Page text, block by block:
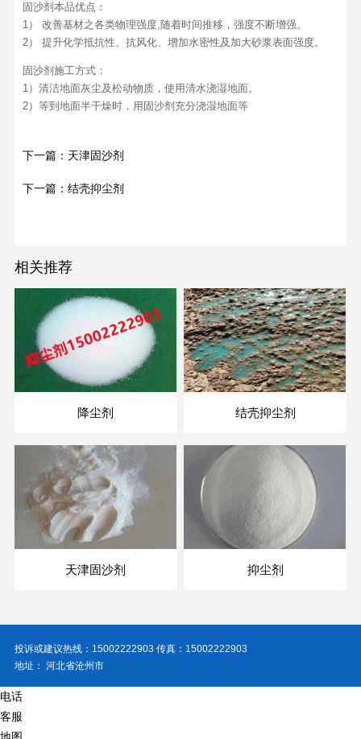
固沙剂本品优点：
1） 改善基材之各类物理强度,随着时间推移，强度不断增强。
2） 提升化学抵抗性、抗风化、增加水密性及加大砂浆表面强度。
固沙剂施工方式：
1）清洁地面灰尘及松动物质，使用清水浇湿地面。
2）等到地面半干燥时，用固沙剂充分浇湿地面等
下一篇：天津固沙剂
下一篇：结壳抑尘剂
相关推荐
降尘剂 结壳抑尘剂
天津固沙剂 抑尘剂
投诉或建议热线：15002222903 传真：15002222903
地址： 河北省沧州市
电话
客服